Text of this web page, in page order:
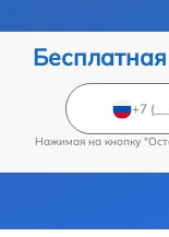
Нажимая на кнопку